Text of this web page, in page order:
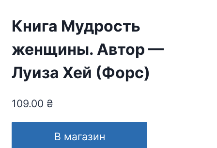
Книга Мудрость
женщины. Автор —
Луиза Хей (Форс)
109.00 ₴
В магазин